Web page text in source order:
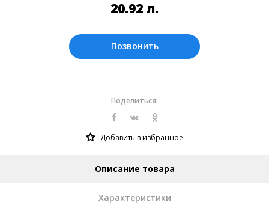
07.08.2026. Текущий курс 10 руб.= 2.68171
20.92 л.
Позвонить
Поделиться:
Добавить в избранное
Описание товара
Характеристики